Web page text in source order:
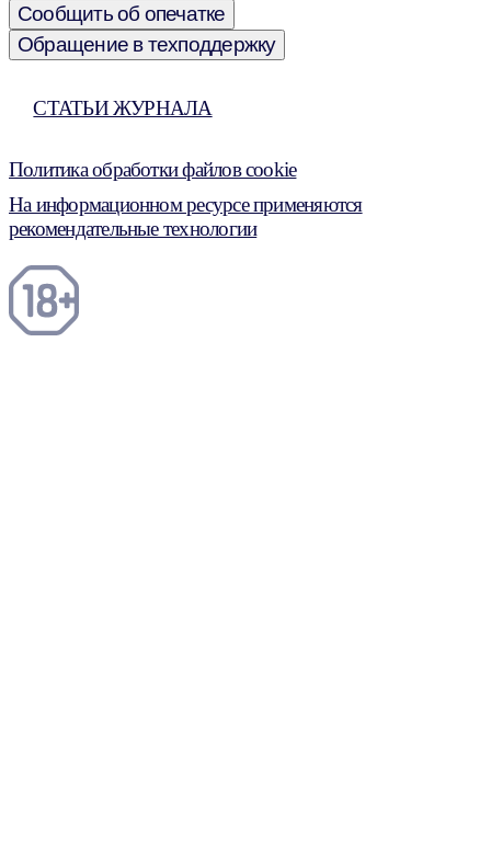
Сообщить об опечатке
Обращение в техподдержку
СТАТЬИ ЖУРНАЛА
Политика обработки файлов cookie
На информационном ресурсе применяются
рекомендательные технологии